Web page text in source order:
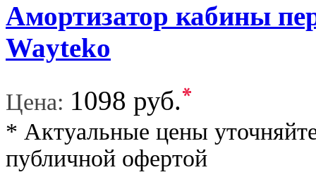
Амортизатор кабины
Wayteko
Цена: 1098 руб.*
* Актуальные цены
публичной офертой